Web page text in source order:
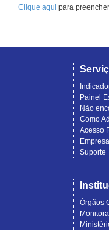
Clique aqui para
Painel
Não
Como
Acesso
Suporte
Órgãos